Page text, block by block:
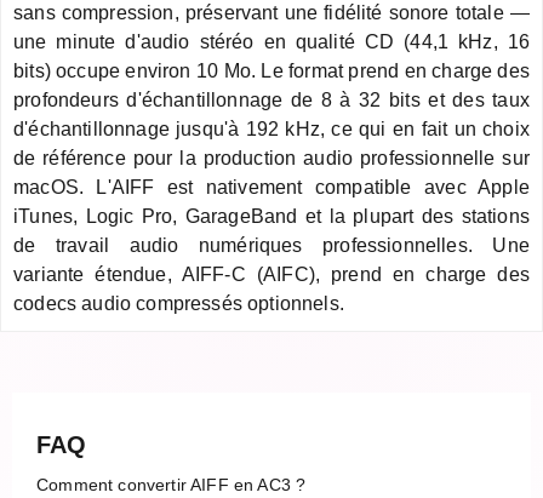
sans compression, préservant une fidélité sonore totale —
une minute d'audio stéréo en qualité CD (44,1 kHz, 16
bits) occupe environ 10 Mo. Le format prend en charge des
profondeurs d'échantillonnage de 8 à 32 bits et des taux
d'échantillonnage jusqu'à 192 kHz, ce qui en fait un choix
de référence pour la production audio professionnelle sur
macOS. L'AIFF est nativement compatible avec Apple
iTunes, Logic Pro, GarageBand et la plupart des stations
de travail audio numériques professionnelles. Une
variante étendue, AIFF-C (AIFC), prend en charge des
codecs audio compressés optionnels.
FAQ
Comment convertir AIFF en AC3 ?